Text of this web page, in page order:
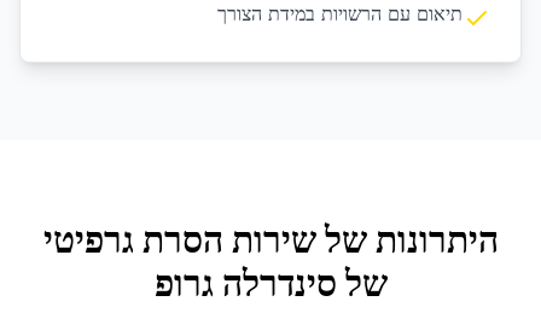
תיאום עם הרשויות במידת הצורך
היתרונות של שירות הסרת גרפיטי
של סינדרלה גרופ